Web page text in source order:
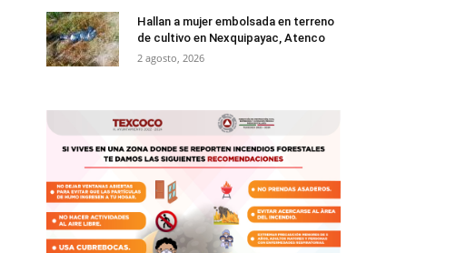
Hallan a mujer embolsada en terreno
de cultivo en Nexquipayac, Atenco
2 agosto, 2026